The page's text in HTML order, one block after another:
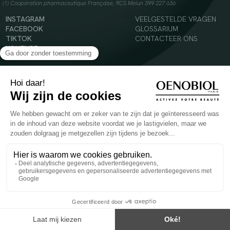
(1) Coopération pharmaceutique Française, RCS Melun 399 227 636
INSTAGRAM
FACEBOOK
TIKTOK
YOUTUBE
VEELGESTELDE VRAGEN
GLOSSARIUM
CONTACTEER ONS
© 2024 Oenobiol Paris
evenwichtige voeding en een gezonde levensstijl. Aanbevolen dagelijkse dosis niet
overschrijden. Enkel voor volwassenen, buiten het bereik van kinderen houden.